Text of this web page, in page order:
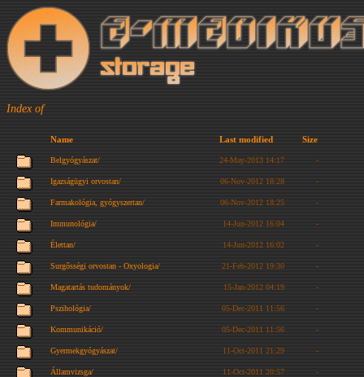
Index of
Name Last modified Size
Belgyógyászat/ 24-May-2013 14:17 -
Igazságügyi orvostan/ 06-Nov-2012 18:28 -
Farmakológia, gyógyszertan/ 06-Nov-2012 18:25 -
Immunológia/ 14-Jun-2012 16:04 -
Élettan/ 14-Jun-2012 16:02 -
Surgősségi orvostan - Oxyologia/ 21-Feb-2012 19:30 -
Magatartás tudományok/ 15-Jan-2012 04:19 -
Pszihológia/ 05-Dec-2011 11:56 -
Kommunikáció/ 05-Dec-2011 11:56 -
Gyermekgyógyászat/ 11-Oct-2011 21:29 -
Államvizsga/ 11-Oct-2011 20:57 -